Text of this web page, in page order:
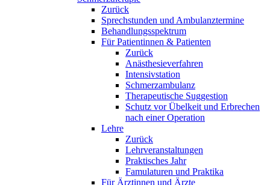
Zurück
Sprechstunden und Ambulanztermine
Behandlungsspektrum
Für Patientinnen & Patienten
Zurück
Anästhesieverfahren
Intensivstation
Schmerzambulanz
Therapeutische Suggestion
Schutz vor Übelkeit und Erbrechen
nach einer Operation
Lehre
Zurück
Lehrveranstaltungen
Praktisches Jahr
Famulaturen und Praktika
Für Ärztinnen und Ärzte